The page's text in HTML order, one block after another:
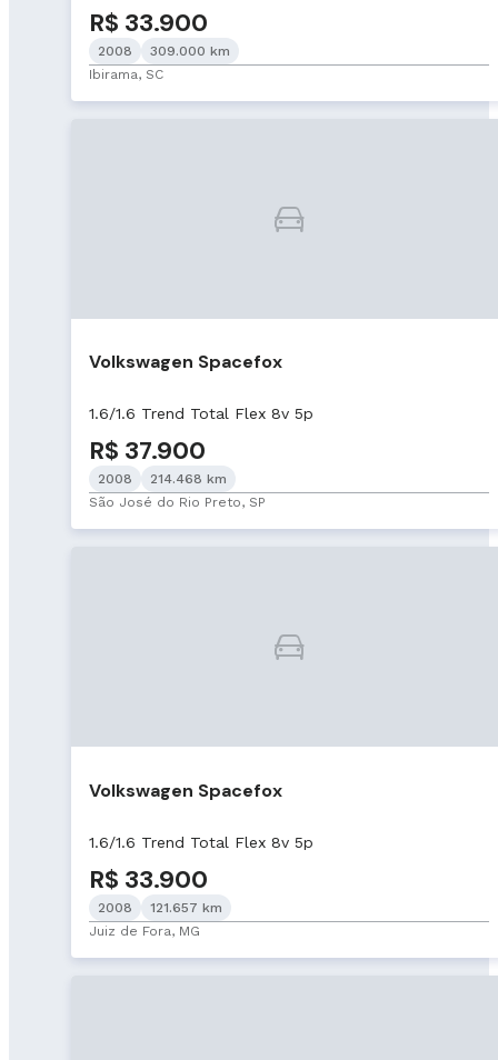
R$ 33.900
2008
309.000 km
Ibirama, SC
Volkswagen Spacefox
1.6/1.6 Trend Total Flex 8v 5p
R$ 37.900
2008
214.468 km
São José do Rio Preto, SP
Volkswagen Spacefox
1.6/1.6 Trend Total Flex 8v 5p
R$ 33.900
2008
121.657 km
Juiz de Fora, MG